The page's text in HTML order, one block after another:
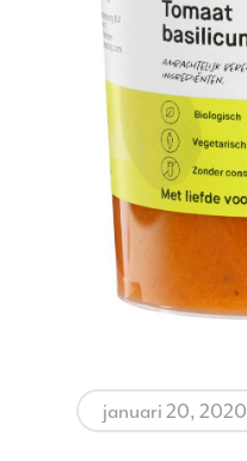
januari 20, 2020